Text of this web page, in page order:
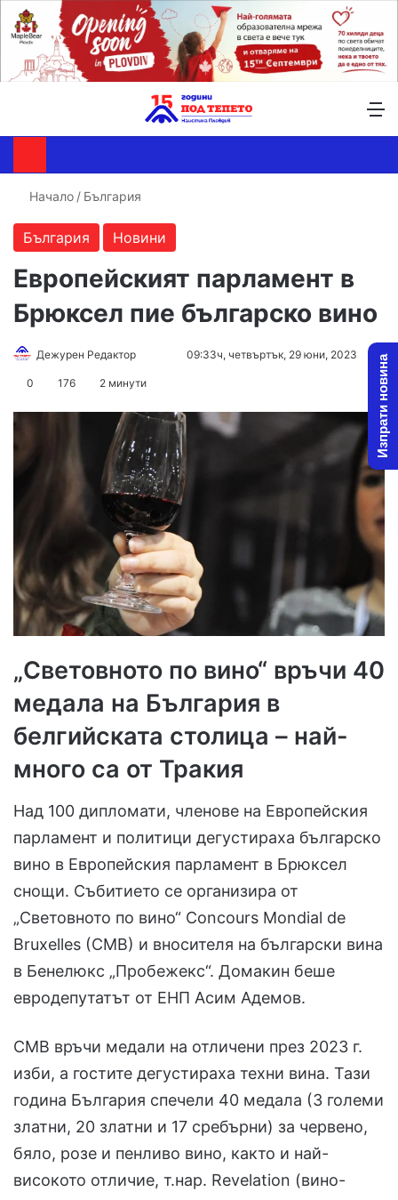
Начало / България
България Новини
Европейският парламент в
Брюксел пие българско вино
Дежурен Редактор
Send09:33ч, четвъртък, 29 юни, 2023
0 176 2 минути
„Световното по вино“ връчи 40
медала на България в
белгийската столица – най-
много са от Тракия
Над 100 дипломати, членове на Европейския
парламент и политици дегустираха българско
вино в Европейския парламент в Брюксел
снощи. Събитието се организира от
„Световното по вино“ Concours Mondial de
Bruxelles (CMB) и вносителя на български вина
в Бенелюкс „Пробежекс“. Домакин беше
евродепутатът от ЕНП Асим Адемов.
СМВ връчи медали на отличени през 2023 г.
изби, а гостите дегустираха техни вина. Тази
година България спечели 40 медала (3 големи
златни, 20 златни и 17 сребърни) за червено,
бяло, розе и пенливо вино, както и най-
високото отличие, т.нар. Revelation (вино-
Изпрати новина